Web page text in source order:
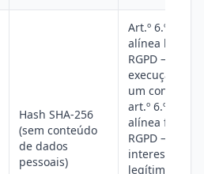
Hash SHA-256
(sem conteúdo
de dados
pessoais)
Art.º 6.º, n.º 1,
alínea b), do
RGPD —
execução de
um contrato;
art.º 6.º, n.º 1,
alínea f), do
RGPD —
interesse
legítimo na